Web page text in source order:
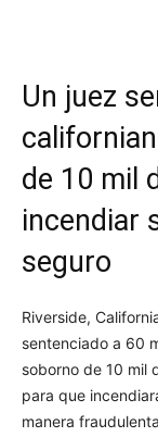
Un juez
de 10 mil
incendiar
seguro
Riverside,
sentenciado a 60
soborno de 10 mil
para que
manera